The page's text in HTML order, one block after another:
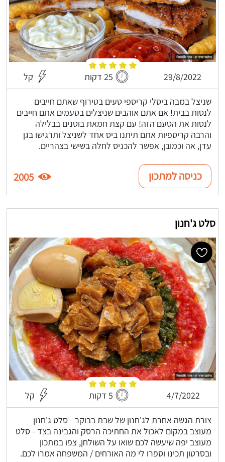
29/8/2022 25 דקות קל
שניצל במבה ביסלי קריספי טעים בטירוף שאתם חייבים
לנסות בבית! אם אתם אוהבים שניצלים בטעמים אתם חייבים
לנסות את הטעם הזה! עם קצת חמאת בוטנים בבלילה
והרבה קריספיות אתם תיתנו ביס אחד לשניצל ותרגישו בגן
עדן, אה וכמובן, אפשר להכניס לחלה בשישי בצהריים.
כניסה למתכון 2005
סלט ג'חנון
4/7/2022 5 דקות קל
צורת הגשה אחרת לג'חנון של שבת בבוקר - סלט ג'חנון
מעוצב במקום לאכול את החתיכה הרסק והגבינה בצד - סלט
מעוצב יפה שיעשה לכם שואו על השולחן, צפו במתכון
ובסרטון תכינו וספרו לי מה האורחים / המשפחה אמרו לכם.